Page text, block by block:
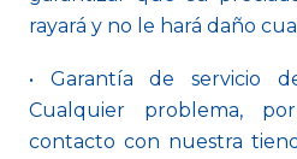
rayará y no le hará daño
• Garantía de servicio
Cualquier problema,
contacto con nuestra